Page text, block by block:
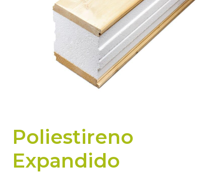
Poliestireno
Expandido